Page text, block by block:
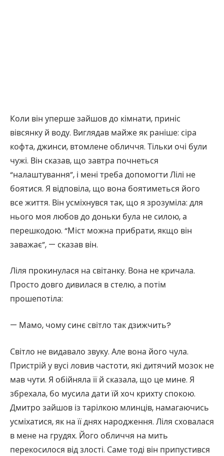
Коли він уперше зайшов до кімнати, приніс
вівсянку й воду. Виглядав майже як раніше: сіра
кофта, джинси, втомлене обличчя. Тільки очі були
чужі. Він сказав, що завтра почнеться
“налаштування”, і мені треба допомогти Лілі не
боятися. Я відповіла, що вона боятиметься його
все життя. Він усміхнувся так, що я зрозуміла: для
нього моя любов до доньки була не силою, а
перешкодою. “Міст можна прибрати, якщо він
заважає”, — сказав він.
Ліля прокинулася на світанку. Вона не кричала.
Просто довго дивилася в стелю, а потім
прошепотіла:
— Мамо, чому синє світло так дзижчить?
Світло не видавало звуку. Але вона його чула.
Пристрій у вусі ловив частоти, які дитячий мозок не
мав чути. Я обійняла її й сказала, що це мине. Я
збрехала, бо мусила дати їй хоч крихту спокою.
Дмитро зайшов із тарілкою млинців, намагаючись
усміхатися, як на її днях народження. Ліля сховалася
в мене на грудях. Його обличчя на мить
перекосилося від злості. Саме тоді він припустився